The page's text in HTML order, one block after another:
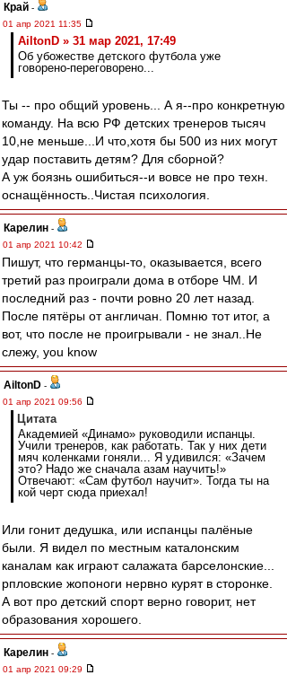
Край -
01 апр 2021 11:35
AiltonD » 31 мар 2021, 17:49
Об убожестве детского футбола уже
говорено-переговорено...
Ты -- про общий уровень... А я--про конкретную
команду. На всю РФ детских тренеров тысяч
10,не меньше...И что,хотя бы 500 из них могут
удар поставить детям? Для сборной?
А уж боязнь ошибиться--и вовсе не про техн.
оснащённость..Чистая психология.
Карелин -
01 апр 2021 10:42
Пишут, что германцы-то, оказывается, всего
третий раз проиграли дома в отборе ЧМ. И
последний раз - почти ровно 20 лет назад.
После пятёры от англичан. Помню тот итог, а
вот, что после не проигрывали - не знал..Не
слежу, you know
AiltonD -
01 апр 2021 09:56
Цитата
Академией «Динамо» руководили испанцы.
Учили тренеров, как работать. Так у них дети
мяч коленками гоняли... Я удивился: «Зачем
это? Надо же сначала азам научить!»
Отвечают: «Сам футбол научит». Тогда ты на
кой черт сюда приехал!
Или гонит дедушка, или испанцы палёные
были. Я видел по местным каталонским
каналам как играют салажата барселонские...
рпловские жопоноги нервно курят в сторонке.
А вот про детский спорт верно говорит, нет
образования хорошего.
Карелин -
01 апр 2021 09:29